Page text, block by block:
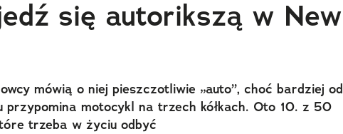
się autorikszą w New
mówią o niej pieszczotliwie „auto”, choć bardziej od
przypomina motocykl na trzech kółkach. Oto 10. z 50
trzeba w życiu odbyć